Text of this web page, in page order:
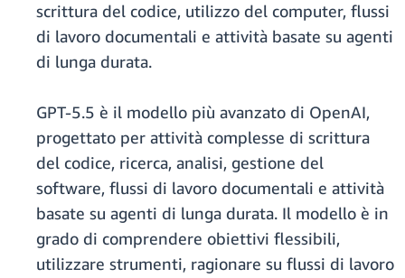
scrittura del codice, utilizzo del computer, flussi
di lavoro documentali e attività basate su agenti
di lunga durata.
GPT-5.5 è il modello più avanzato di OpenAI,
progettato per attività complesse di scrittura
del codice, ricerca, analisi, gestione del
software, flussi di lavoro documentali e attività
basate su agenti di lunga durata. Il modello è in
grado di comprendere obiettivi flessibili,
utilizzare strumenti, ragionare su flussi di lavoro